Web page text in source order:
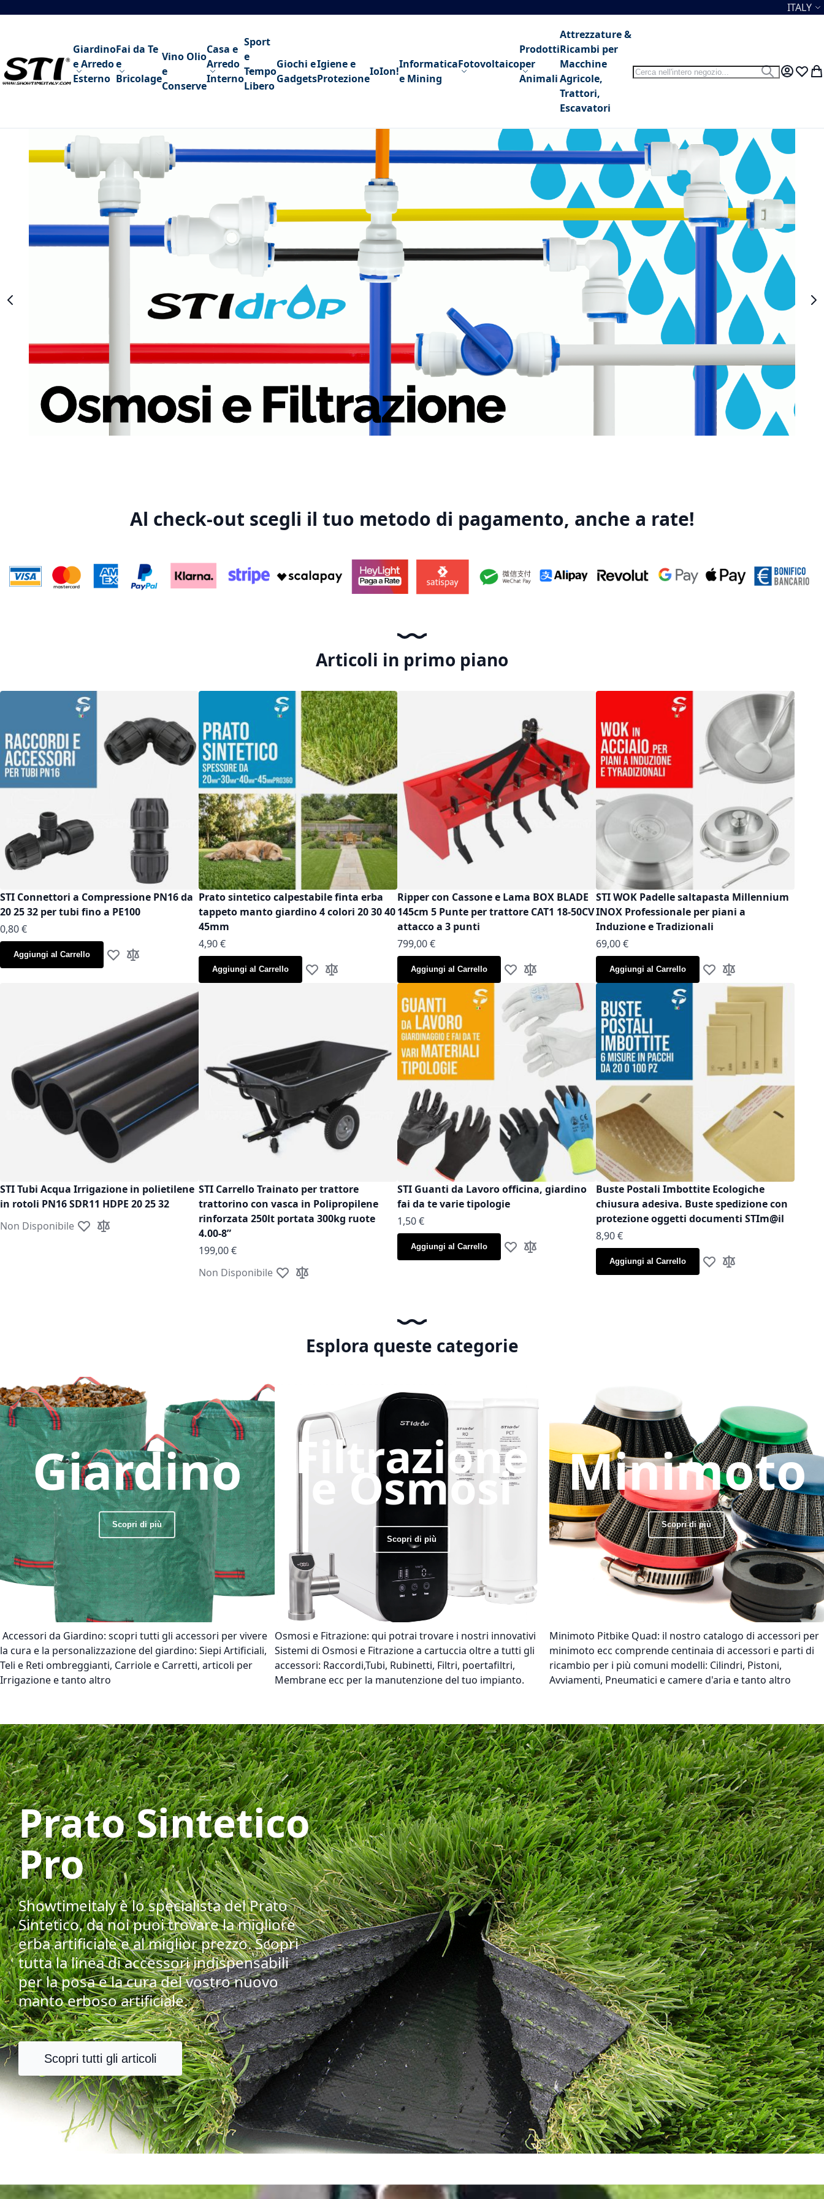
Salta al contenuto Lingua
ITALY
Giardino
e Arredo
Esterno
Fai da Te
e
Bricolage
Vino Olio
e
Conserve
Casa e
Arredo
Interno
Sport
e
Tempo
Libero
Giochi e
Gadgets
Igiene e
Protezione
IoIon!
Informatica
e Mining
Fotovoltaico
Prodotti
per
Animali
Attrezzature &
Ricambi per
Macchine
Agricole,
Trattori,
Escavatori
Search
Search
My Lista
Al check-out scegli il tuo metodo di pagamento, anche a rate!
Articoli in primo piano
STI Connettori a Compressione PN16 da
20 25 32 per tubi fino a PE100
As low as
0,80 €
Aggiungi al Carrello Aggiungi alla lista desideri
Aggiungi al confronto
Prato sintetico calpestabile finta erba
tappeto manto giardino 4 colori 20 30 40
45mm
As low as
4,90 €
Aggiungi al Carrello Aggiungi alla lista desideri
Aggiungi al confronto
Ripper con Cassone e Lama BOX BLADE
145cm 5 Punte per trattore CAT1 18-50CV
attacco a 3 punti
799,00 €
Aggiungi al Carrello Aggiungi alla lista desideri
Aggiungi al confronto
STI WOK Padelle saltapasta Millennium
INOX Professionale per piani a
Induzione e Tradizionali
As low as
69,00 €
Aggiungi al Carrello Aggiungi alla lista desideri
Aggiungi al confronto
STI Tubi Acqua Irrigazione in polietilene
in rotoli PN16 SDR11 HDPE 20 25 32
Non Disponibile Aggiungi alla lista desideri
Aggiungi al confronto
STI Carrello Trainato per trattore
trattorino con vasca in Polipropilene
rinforzata 250lt portata 300kg ruote
4.00-8”
199,00 €
Non Disponibile Aggiungi alla lista desideri
Aggiungi al confronto
STI Guanti da Lavoro officina, giardino
fai da te varie tipologie
As low as
1,50 €
Aggiungi al Carrello Aggiungi alla lista desideri
Aggiungi al confronto
Buste Postali Imbottite Ecologiche
chiusura adesiva. Buste spedizione con
protezione oggetti documenti STIm@il
As low as
8,90 €
Aggiungi al Carrello Aggiungi alla lista desideri
Aggiungi al confronto
Esplora queste categorie
Giardino
Scopri di più
Accessori da Giardino: scopri tutti gli accessori per vivere
la cura e la personalizzazione del giardino: Siepi Artificiali,
Teli e Reti ombreggianti, Carriole e Carretti, articoli per
Irrigazione e tanto altro
Filtrazione
e Osmosi
Scopri di più
Osmosi e Fitrazione: qui potrai trovare i nostri innovativi
Sistemi di Osmosi e Fitrazione a cartuccia oltre a tutti gli
accessori: Raccordi,Tubi, Rubinetti, Filtri, poertafiltri,
Membrane ecc per la manutenzione del tuo impianto.
Minimoto
Scopri di più
Minimoto Pitbike Quad: il nostro catalogo di accessori per
minimoto ecc comprende centinaia di accessori e parti di
ricambio per i più comuni modelli: Cilindri, Pistoni,
Avviamenti, Pneumatici e camere d'aria e tanto altro
Prato Sintetico
Pro
Showtimeitaly è lo specialista del Prato
Sintetico, da noi puoi trovare la migliore
erba artificiale e al miglior prezzo. Scopri
tutta la linea di accessori indispensabili
per la posa e la cura del vostro nuovo
manto erboso artificiale.
Scopri tutti gli articoli